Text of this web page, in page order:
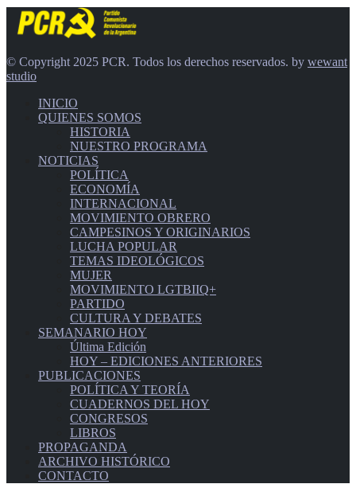
© Copyright 2025 PCR. Todos los derechos reservados. by wewant
studio
INICIO
QUIENES SOMOS
HISTORIA
NUESTRO PROGRAMA
NOTICIAS
POLÍTICA
ECONOMÍA
INTERNACIONAL
MOVIMIENTO OBRERO
CAMPESINOS Y ORIGINARIOS
LUCHA POPULAR
TEMAS IDEOLÓGICOS
MUJER
MOVIMIENTO LGTBIIQ+
PARTIDO
CULTURA Y DEBATES
SEMANARIO HOY
Última Edición
HOY – EDICIONES ANTERIORES
PUBLICACIONES
POLÍTICA Y TEORÍA
CUADERNOS DEL HOY
CONGRESOS
LIBROS
PROPAGANDA
ARCHIVO HISTÓRICO
CONTACTO